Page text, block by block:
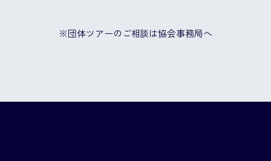
※団体ツアーのご相談は協会事務局へ